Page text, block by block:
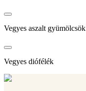
Vegyes aszalt gyümölcsök
Vegyes diófélék